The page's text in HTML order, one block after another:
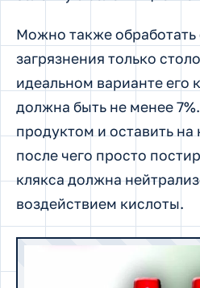
Можно также обработать
загрязнения только
идеальном варианте его
должна быть не менее
продуктом и оставить на
после чего просто
клякса должна
воздействием кислоты.